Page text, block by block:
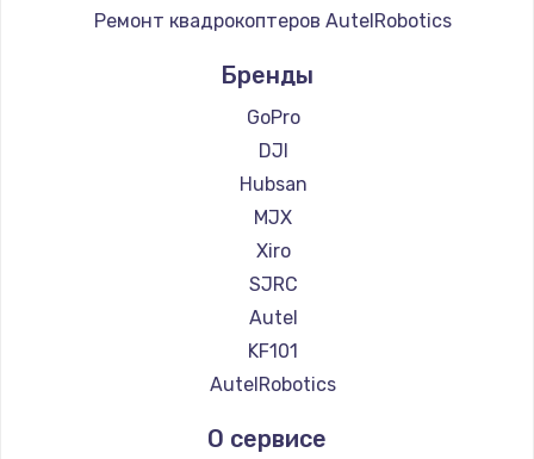
Ремонт квадрокоптеров AutelRobotics
Бренды
GoPro
DJI
Hubsan
MJX
Xiro
SJRC
Autel
KF101
AutelRobotics
О сервисе